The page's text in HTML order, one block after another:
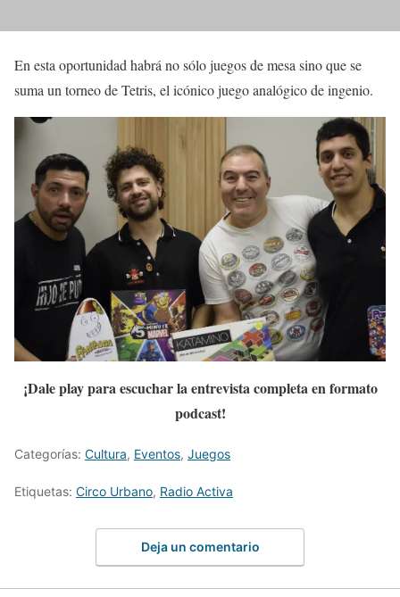
En esta oportunidad habrá no sólo juegos de mesa sino que se
suma un torneo de Tetris, el icónico juego analógico de ingenio.
¡Dale play para escuchar la entrevista completa en formato
podcast!
Categorías: Cultura, Eventos, Juegos
Etiquetas: Circo Urbano, Radio Activa
Deja un comentario